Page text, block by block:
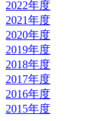
2022年度
2021年度
2020年度
2019年度
2018年度
2017年度
2016年度
2015年度